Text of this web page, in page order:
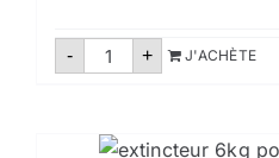
- quantité
+ J'ACHÈTE